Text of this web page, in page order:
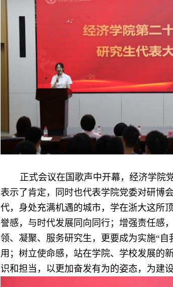
正式会议在国歌声中开幕，经济学院
表示了肯定，
同时也代表学院党委对研博
代，身处充满机遇的城市，学在浙大这所
誉感，与时代发展同向同行；增强责任感
领、凝聚、服务研究生，更要成为实施“
用；树立使命感，站在学院、学校发展的
识和担当，以更加奋发有为的姿态，为建